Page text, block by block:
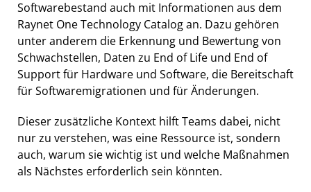
Softwarebestand auch mit Informationen aus dem
Raynet One Technology Catalog an. Dazu gehören
unter anderem die Erkennung und Bewertung von
Schwachstellen, Daten zu End of Life und End of
Support für Hardware und Software, die Bereitschaft
für Softwaremigrationen und für Änderungen.
Dieser zusätzliche Kontext hilft Teams dabei, nicht
nur zu verstehen, was eine Ressource ist, sondern
auch, warum sie wichtig ist und welche Maßnahmen
als Nächstes erforderlich sein könnten.